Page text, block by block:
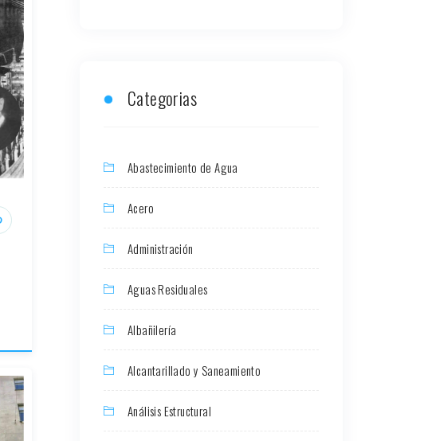
Categorias
Abastecimiento de Agua
Acero
Administración
Aguas Residuales
Albañilería
Alcantarillado y Saneamiento
Análisis Estructural